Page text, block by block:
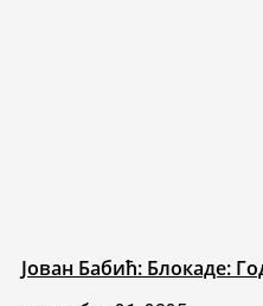
Јован Бабић: Блокаде: